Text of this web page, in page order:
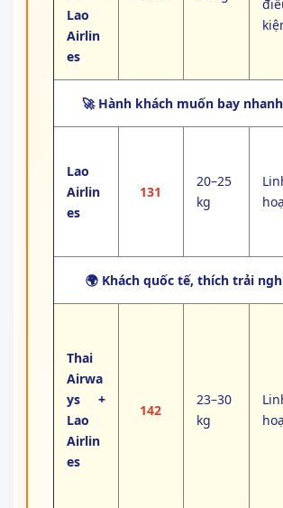
Lao
Airlin
es
🚀 Hành khách muốn bay
Lao
Airlin
es
131
20–25
kg
🌍 Khách quốc tế, thích trải
Thai
Airwa
ys +
Lao
Airlin
es
142
23–30
kg